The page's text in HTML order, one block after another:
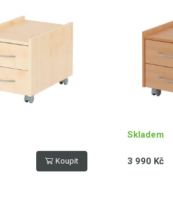
Koupit
Skladem
3 990 Kč